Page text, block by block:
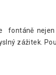
fontáně
zážitek.